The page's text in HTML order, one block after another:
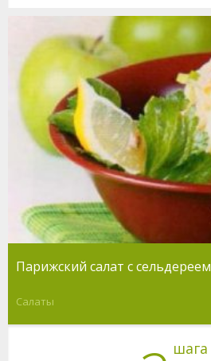
Парижский салат с сельдереем
Салаты
шага